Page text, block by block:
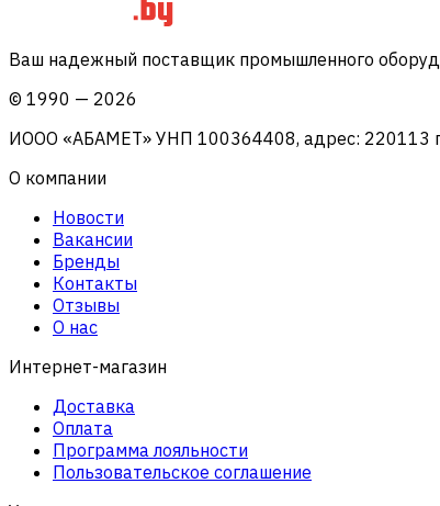
Ваш надежный поставщик промышленного
© 1990 — 2026
ИООО «АБАМЕТ» УНП 100364408, адрес: 220113
О компании
Новости
Вакансии
Бренды
Контакты
Отзывы
О нас
Интернет-магазин
Доставка
Оплата
Программа лояльности
Пользовательское соглашение